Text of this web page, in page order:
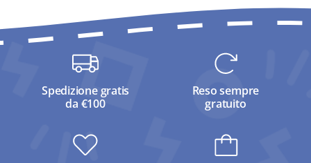
Spedizione gratis
da €100
Reso sempre
gratuito